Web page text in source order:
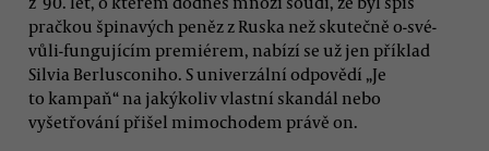
pračkou špinavých peněz z Ruska než skutečně o-své-
vůli-fungujícím premiérem, nabízí se už jen příklad
Silvia Berlusconiho. S univerzální odpovědí „Je
to kampaň“ na jakýkoliv vlastní skandál nebo
vyšetřování přišel mimochodem právě on.